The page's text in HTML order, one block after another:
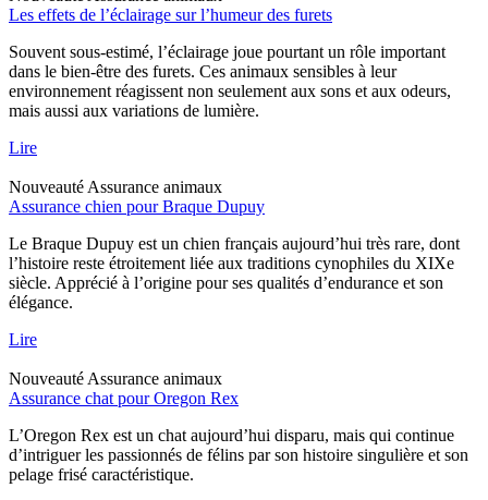
Les effets de l’éclairage sur l’humeur des furets
Souvent sous-estimé, l’éclairage joue pourtant un rôle important
dans le bien-être des furets. Ces animaux sensibles à leur
environnement réagissent non seulement aux sons et aux odeurs,
mais aussi aux variations de lumière.
Lire
Nouveauté Assurance animaux
Assurance chien pour Braque Dupuy
Le Braque Dupuy est un chien français aujourd’hui très rare, dont
l’histoire reste étroitement liée aux traditions cynophiles du XIXe
siècle. Apprécié à l’origine pour ses qualités d’endurance et son
élégance.
Lire
Nouveauté Assurance animaux
Assurance chat pour Oregon Rex
L’Oregon Rex est un chat aujourd’hui disparu, mais qui continue
d’intriguer les passionnés de félins par son histoire singulière et son
pelage frisé caractéristique.